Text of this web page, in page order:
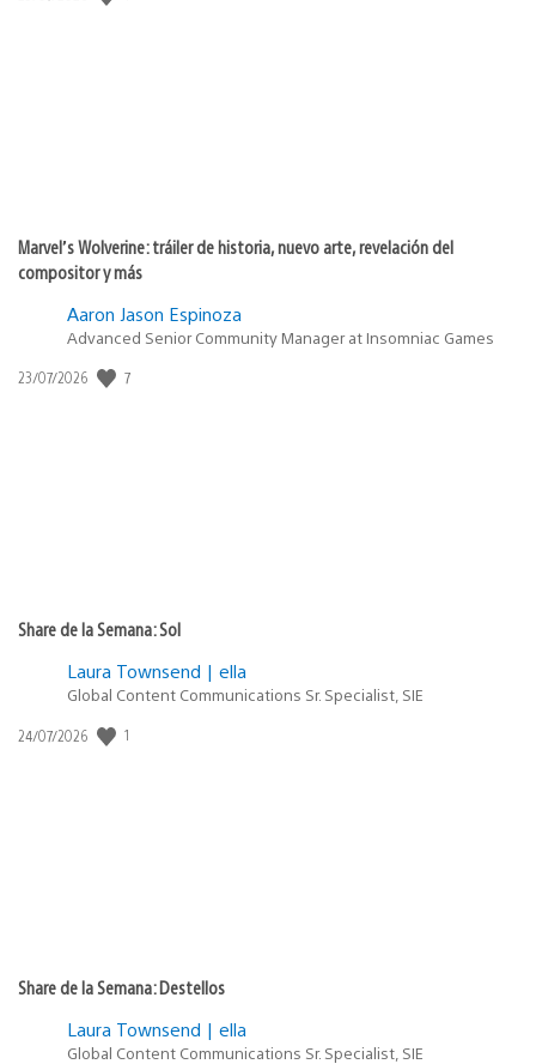
Marvel’s Wolverine: tráiler de historia, nuevo arte, revelación del
compositor y más
Aaron Jason Espinoza
Advanced Senior Community Manager at Insomniac Games
Fecha
23/07/2026 7
Share de la Semana: Sol
Laura Townsend | ella
Global Content Communications Sr. Specialist, SIE
Fecha
24/07/2026 1
Share de la Semana: Destellos
Laura Townsend | ella
Global Content Communications Sr. Specialist, SIE